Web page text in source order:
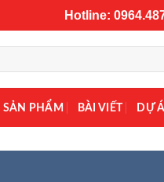
Hotline:
SẢN PHẨM BÀI VIẾT DỰ